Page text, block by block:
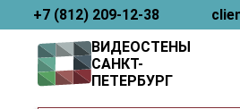
+7 (812) 209-12-38
ВИДЕОСТЕНЫ
САНКТ-
ПЕТЕРБУРГ